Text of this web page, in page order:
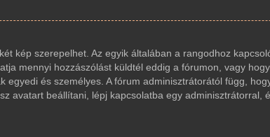
kép szerepelhet. Az egyik általában a rangodhoz
mennyi hozzászólást küldtél eddig a fórumon, vagy
és személyes. A fórum adminisztrátorától függ,
avatart beállítani, lépj kapcsolatba egy adminisztrátorral,